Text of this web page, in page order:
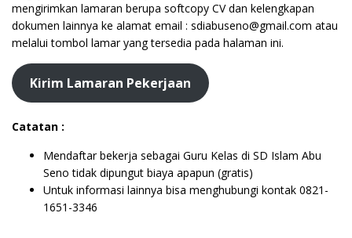
mengirimkan lamaran berupa softcopy CV dan kelengkapan
dokumen lainnya ke alamat email : sdiabuseno@gmail.com atau
melalui tombol lamar yang tersedia pada halaman ini.
Kirim Lamaran Pekerjaan
Catatan :
Mendaftar bekerja sebagai Guru Kelas di SD Islam Abu
Seno tidak dipungut biaya apapun (gratis)
Untuk informasi lainnya bisa menghubungi kontak 0821-
1651-3346